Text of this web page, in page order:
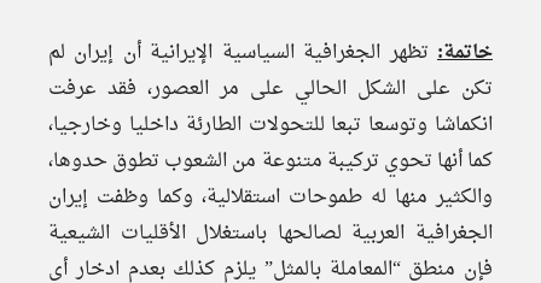
خاتمة: تظهر الجغرافية السياسية الإيرانية أن إيران لم
تكن على الشكل الحالي على مر العصور، فقد عرفت
انكماشا وتوسعا تبعا للتحولات الطارئة داخليا وخارجيا،
كما أنها تحوي تركيبة متنوعة من الشعوب تطوق حدوها،
والكثير منها له طموحات استقلالية، وكما وظفت إيران
الجغرافية العربية لصالحها باستغلال الأقليات الشيعية
فإن منطق “المعاملة بالمثل” يلزم كذلك بعدم ادخار أي